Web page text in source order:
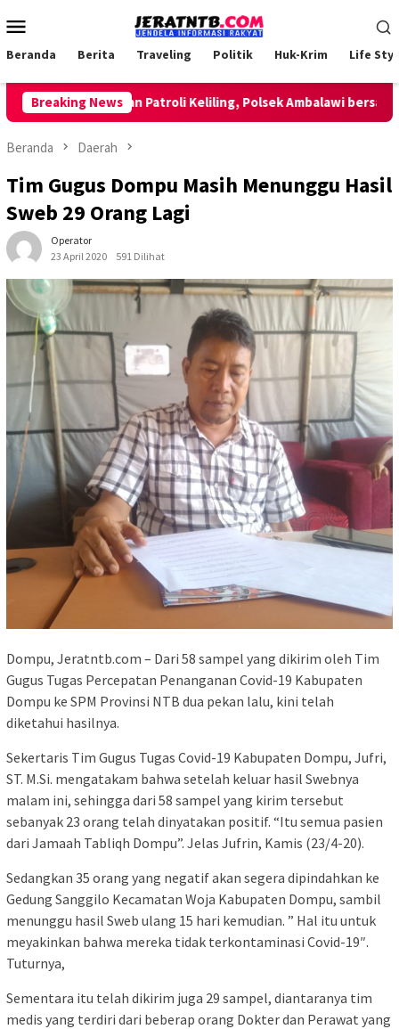
ke
Mobile
Beranda Berita Traveling Politik Huk-Krim Life
Breaking News
Lakukan Patroli Keliling, Polsek Ambalawi bersama TNI
Beranda Daerah
Tim Gugus Dompu Masih Menunggu Hasil
Sweb 29 Orang Lagi
Operator
23 April 2020
591 Dilihat
Dompu, Jeratntb.com – Dari 58 sampel yang dikirim oleh Tim
Gugus Tugas Percepatan Penanganan Covid-19 Kabupaten
Dompu ke SPM Provinsi NTB dua pekan lalu, kini telah
diketahui hasilnya.
Sekertaris Tim Gugus Tugas Covid-19 Kabupaten Dompu, Jufri,
ST. M.Si. mengatakam bahwa setelah keluar hasil Swebnya
malam ini, sehingga dari 58 sampel yang kirim tersebut
sebanyak 23 orang telah dinyatakan positif. “Itu semua pasien
dari Jamaah Tabliqh Dompu”. Jelas Jufrin, Kamis (23/4-20).
Sedangkan 35 orang yang negatif akan segera dipindahkan ke
Gedung Sanggilo Kecamatan Woja Kabupaten Dompu, sambil
menunggu hasil Sweb ulang 15 hari kemudian. ” Hal itu untuk
meyakinkan bahwa mereka tidak terkontaminasi Covid-19″.
Tuturnya,
Sementara itu telah dikirim juga 29 sampel, diantaranya tim
medis yang terdiri dari beberap orang Dokter dan Perawat yang